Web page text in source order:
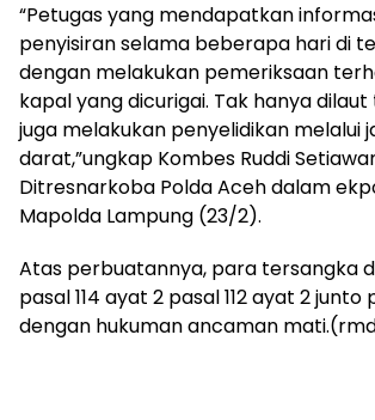
“Petugas yang mendapatkan
penyisiran selama beberapa hari di
dengan melakukan pemeriksaan
kapal yang dicurigai. Tak hanya
juga melakukan penyelidikan melalui
darat,”ungkap Kombes Ruddi
Ditresnarkoba Polda Aceh dalam
Mapolda Lampung (23/2).
Atas perbuatannya, para tersangka
pasal 114 ayat 2 pasal 112 ayat 2 junto
dengan hukuman ancaman